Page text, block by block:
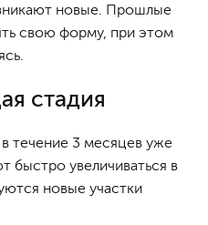
новые. Прошлые
свою форму, при этом
стадия
в течение 3 месяцев уже
быстро увеличиваться в
новые участки